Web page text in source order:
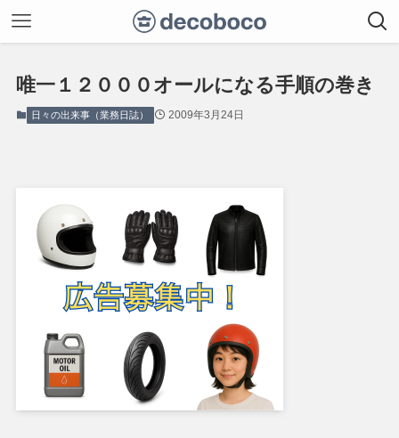
唯一１２０００オールになる手順の巻き
日々の出来事（業務日誌） 2009年3月24日